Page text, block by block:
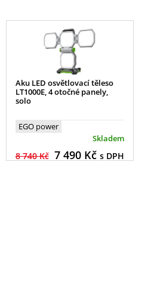
Aku LED osvětlovací těleso
LT1000E, 4 otočné panely,
solo
EGO power
Skladem
8 740 Kč 7 490Kč s DPH